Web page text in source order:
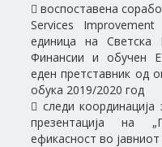
 воспоставена
Services
единица на Светска
Финансии и обучен
еден претставник од
обука 2019/2020 год
 следи
презентација на
ефикасност во јавниот